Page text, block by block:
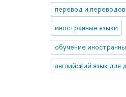
иностранные языки